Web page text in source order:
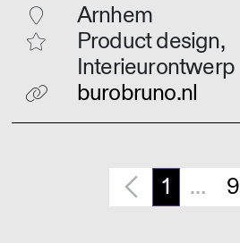
Arnhem
Product design,
Interieurontwerp
burobruno.nl
1 … 9